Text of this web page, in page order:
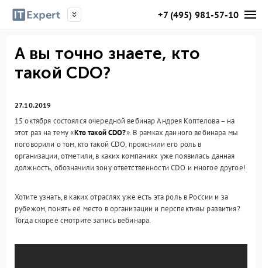
+7 (495) 981-57-10
А вы точно знаете, кто
такой CDO?
27.10.2019
15 октября состоялся очередной вебинар Андрея Коптелова – на
этот раз на тему «Кто такой CDO?». В рамках данного вебинара мы
поговорили о том, кто такой CDO, прояснили его роль в
организации, отметили, в каких компаниях уже появилась данная
должность, обозначили зону ответственности CDO и многое другое!
Хотите узнать, в каких отраслях уже есть эта роль в России и за
рубежом, понять её место в организации и перспективы развития?
Тогда скорее смотрите запись вебинара.